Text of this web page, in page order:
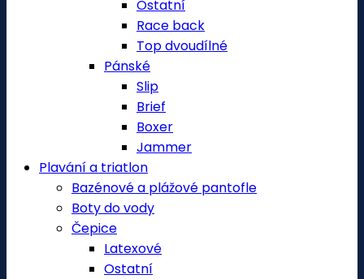
Ostatní
Race back
Top dvoudílné
Pánské
Slip
Brief
Boxer
Jammer
Plavání a triatlon
Bazénové a plážové pantofle
Boty do vody
Čepice
Latexové
Ostatní